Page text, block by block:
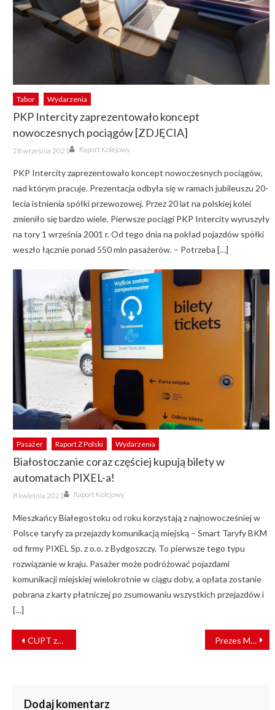
Tabor Wydarzenia
PKP Intercity zaprezentowało koncept
nowoczesnych pociągów [ZDJĘCIA]
Posted
on
28 września 2021 Author
Raport Kolejowy
PKP Intercity zaprezentowało koncept nowoczesnych pociągów,
nad którym pracuje. Prezentacja odbyła się w ramach jubileuszu 20-
lecia istnienia spółki przewozowej. Przez 20 lat na polskiej kolei
zmieniło się bardzo wiele. Pierwsze pociągi PKP Intercity wyruszyły
na tory 1 września 2001 r. Od tego dnia na pokład pojazdów spółki
weszło łącznie ponad 550 mln pasażerów. – Potrzeba […]
Pasażer Raport Z Polski Wydarzenia
Białostoczanie coraz częściej kupują bilety w
automatach PIXEL-a!
Posted
on
8 kwietnia 2021 Author
Raport Kolejowy
Mieszkańcy Białegostoku od roku korzystają z najnowocześniej w
Polsce taryfy za przejazdy komunikacją miejską – Smart Taryfy BKM
od firmy PIXEL Sp. z o.o. z Bydgoszczy. To pierwsze tego typu
rozwiązanie w kraju. Pasażer może podróżować pojazdami
komunikacji miejskiej wielokrotnie w ciągu doby, a opłata zostanie
pobrana z karty płatniczej po zsumowaniu wszystkich przejazdów i
[…]
NAWIGACJA
WPISU
CUPT zakończył prace nad Zintegrowanym Modelem Ruchu Prezes MPK Wrocław zakażony koronawirusem
Dodaj komentarz